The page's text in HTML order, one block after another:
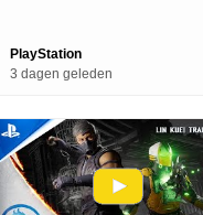
PlayStation
3 dagen geleden